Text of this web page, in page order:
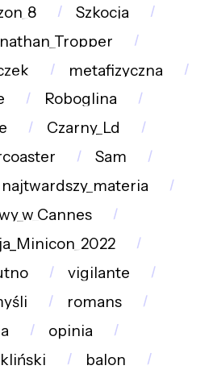
Szkocja
metafizyczna
Roboglina
Czarny_Ld
Sam
najtwardszy_materia
vigilante
romans
opinia
balon